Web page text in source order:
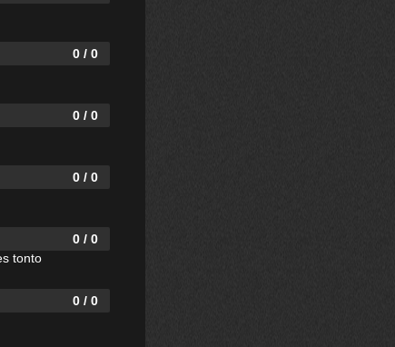
0 / 0
0 / 0
0 / 0
0 / 0
tonto
0 / 0